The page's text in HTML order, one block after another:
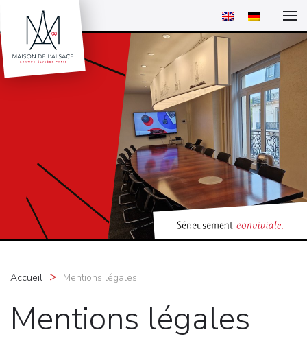
Accueil Mentions légales
Mentions légales